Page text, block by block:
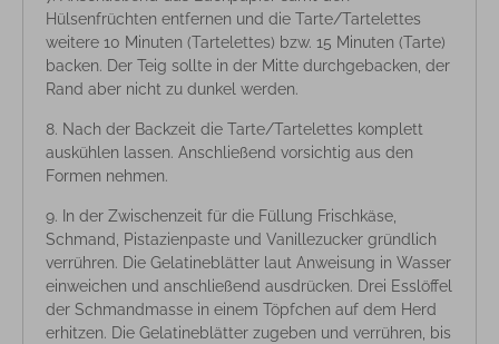
Hülsenfrüchten entfernen und die Tarte/Tartelettes
weitere 10 Minuten (Tartelettes) bzw. 15 Minuten (Tarte)
backen. Der Teig sollte in der Mitte durchgebacken, der
Rand aber nicht zu dunkel werden.
Nach der Backzeit die Tarte/Tartelettes komplett
auskühlen lassen. Anschließend vorsichtig aus den
Formen nehmen.
In der Zwischenzeit für die Füllung Frischkäse,
Schmand, Pistazienpaste und Vanillezucker gründlich
verrühren. Die Gelatineblätter laut Anweisung in Wasser
einweichen und anschließend ausdrücken. Drei Esslöffel
der Schmandmasse in einem Töpfchen auf dem Herd
erhitzen. Die Gelatineblätter zugeben und verrühren, bis